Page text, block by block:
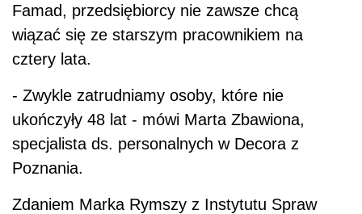
Famad, przedsiębiorcy nie zawsze chcą
wiązać się ze starszym pracownikiem na
cztery lata.
- Zwykle zatrudniamy osoby, które nie
ukończyły 48 lat - mówi Marta Zbawiona,
specjalista ds. personalnych w Decora z
Poznania.
Zdaniem Marka Rymszy z Instytutu Spraw